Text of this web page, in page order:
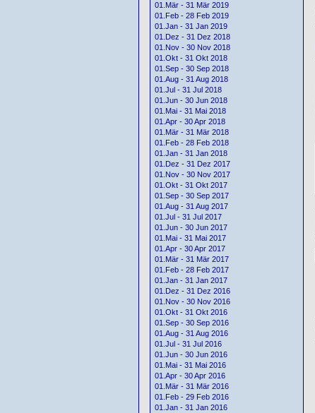
01.Mär - 31 Mär 2019
01.Feb - 28 Feb 2019
01.Jan - 31 Jan 2019
01.Dez - 31 Dez 2018
01.Nov - 30 Nov 2018
01.Okt - 31 Okt 2018
01.Sep - 30 Sep 2018
01.Aug - 31 Aug 2018
01.Jul - 31 Jul 2018
01.Jun - 30 Jun 2018
01.Mai - 31 Mai 2018
01.Apr - 30 Apr 2018
01.Mär - 31 Mär 2018
01.Feb - 28 Feb 2018
01.Jan - 31 Jan 2018
01.Dez - 31 Dez 2017
01.Nov - 30 Nov 2017
01.Okt - 31 Okt 2017
01.Sep - 30 Sep 2017
01.Aug - 31 Aug 2017
01.Jul - 31 Jul 2017
01.Jun - 30 Jun 2017
01.Mai - 31 Mai 2017
01.Apr - 30 Apr 2017
01.Mär - 31 Mär 2017
01.Feb - 28 Feb 2017
01.Jan - 31 Jan 2017
01.Dez - 31 Dez 2016
01.Nov - 30 Nov 2016
01.Okt - 31 Okt 2016
01.Sep - 30 Sep 2016
01.Aug - 31 Aug 2016
01.Jul - 31 Jul 2016
01.Jun - 30 Jun 2016
01.Mai - 31 Mai 2016
01.Apr - 30 Apr 2016
01.Mär - 31 Mär 2016
01.Feb - 29 Feb 2016
01.Jan - 31 Jan 2016